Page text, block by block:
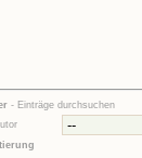
- Einträge durchsuchen